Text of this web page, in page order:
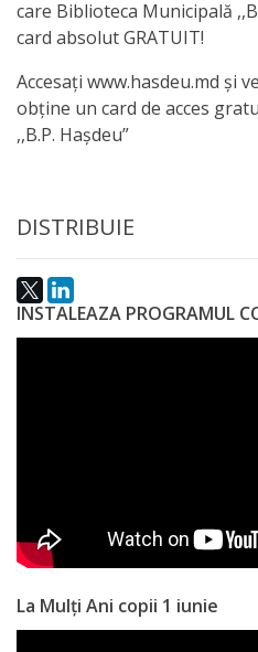
a
paginii
web
care Biblioteca Municipală
card absolut GRATUIT!
Accesați www.hasdeu.md și
obține un card de acces
,,B.P. Hașdeu”
DISTRIBUIE
INSTALEAZA PROGRAMUL
La Mulți Ani copii 1 iunie